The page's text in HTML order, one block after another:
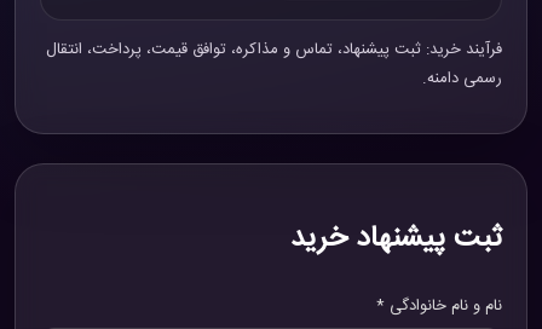
فرآیند خرید: ثبت پیشنهاد، تماس و مذاکره، توافق قیمت، پرداخت، انتقال
رسمی دامنه.
ثبت پیشنهاد خرید
نام و نام خانوادگی *